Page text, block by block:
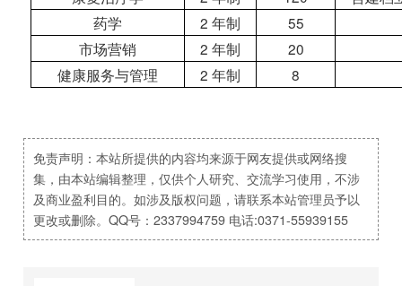
药学
2 年制
55
市场营销
2 年制
20
健康服务与管理
2 年制 8
免责声明：本站所提供的内容均来源于网友提供或网络搜
集，由本站编辑整理，仅供个人研究、交流学习使用，不涉
及商业盈利目的。如涉及版权问题，请联系本站管理员予以
更改或删除。QQ号：2337994759 电话:0371-55939155